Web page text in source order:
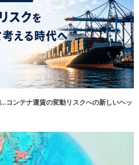
コンテナ運賃の変動リスクへの新しいヘッ